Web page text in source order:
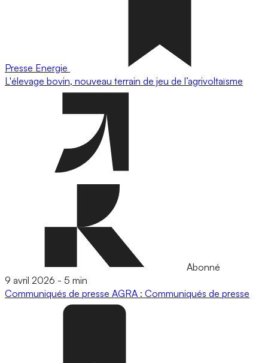
Presse Energie
L'élevage bovin, nouveau terrain de jeu de l’agrivoltaïsme
Abonné
9 avril 2026 - 5 min
Communiqués de presse AGRA : Communiqués de presse